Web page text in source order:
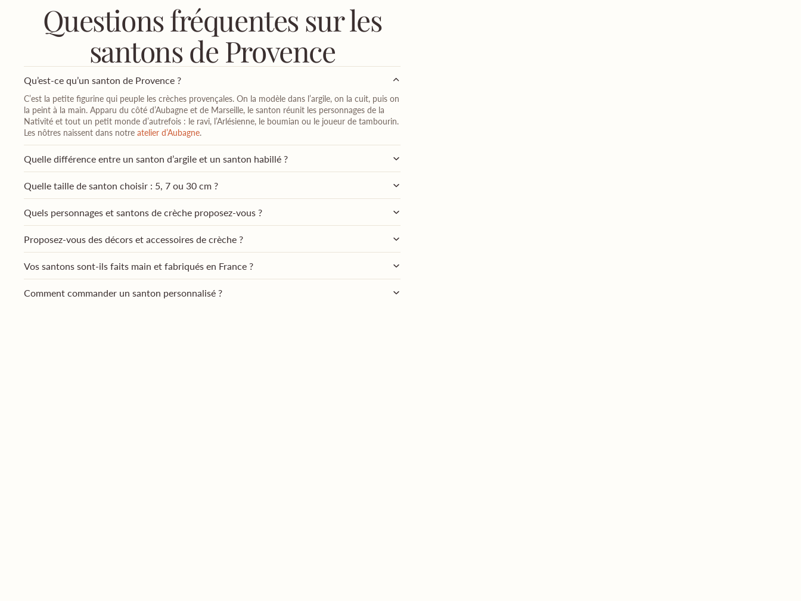
Questions fréquentes sur les
santons de Provence
Qu’est-ce qu’un santon de Provence ?
C’est la petite figurine qui peuple les crèches provençales. On la modèle dans l’argile, on la cuit, puis on
la peint à la main. Apparu du côté d’Aubagne et de Marseille, le santon réunit les personnages de la
Nativité et tout un petit monde d’autrefois : le ravi, l’Arlésienne, le boumian ou le joueur de tambourin.
Les nôtres naissent dans notre atelier d’Aubagne.
Quelle différence entre un santon d’argile et un santon habillé ?
Quelle taille de santon choisir : 5, 7 ou 30 cm ?
Quels personnages et santons de crèche proposez-vous ?
Proposez-vous des décors et accessoires de crèche ?
Vos santons sont-ils faits main et fabriqués en France ?
Comment commander un santon personnalisé ?